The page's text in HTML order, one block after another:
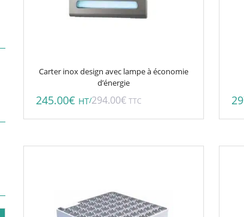
Carter inox design avec lampe à économie
d’énergie
245.00€ HT/294.00€ TTC